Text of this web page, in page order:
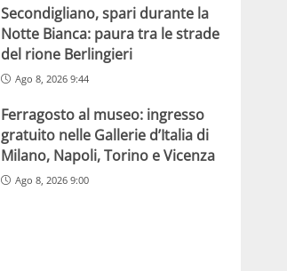
Secondigliano, spari durante la
Notte Bianca: paura tra le strade
del rione Berlingieri
Ago 8, 2026 9:44
Ferragosto al museo: ingresso
gratuito nelle Gallerie d’Italia di
Milano, Napoli, Torino e Vicenza
Ago 8, 2026 9:00